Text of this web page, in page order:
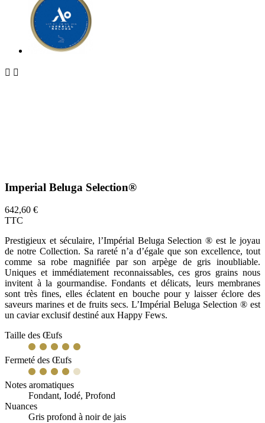
 
Imperial Beluga Selection®
642,60 €
TTC
Prestigieux et séculaire, l’Impérial Beluga Selection ® est le joyau
de notre Collection. Sa rareté n’a d’égale que son excellence, tout
comme sa robe magnifiée par son arpège de gris inoubliable.
Uniques et immédiatement reconnaissables, ces gros grains nous
invitent à la gourmandise. Fondants et délicats, leurs membranes
sont très fines, elles éclatent en bouche pour y laisser éclore des
saveurs marines et de fruits secs. L’Impérial Beluga Selection ® est
un caviar exclusif destiné aux Happy Fews.
Taille des Œufs
Fermeté des Œufs
Notes aromatiques
Fondant, Iodé, Profond
Nuances
Gris profond à noir de jais